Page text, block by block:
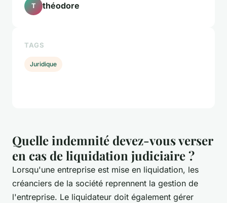
Quelle indemnité devez-vous verser
en cas de liquidation judiciaire ?
Lorsqu'une entreprise est mise en liquidation, les
créanciers de la société reprennent la gestion de
l'entreprise. Le liquidateur doit également gérer
T théodore
TAGS
Juridique